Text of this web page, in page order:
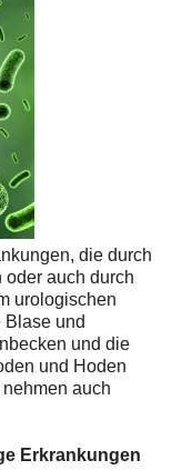
die durch
oder auch durch
urologischen
und
und die
und Hoden
auch
Erkrankungen